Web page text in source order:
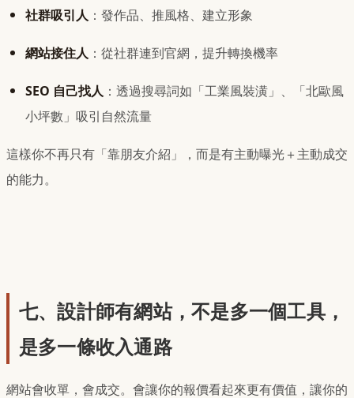
社群吸引人 ：發作品、推風格、建立形象
網站接住人 ：從社群連到官網，提升轉換機率
SEO 自己找人 ：透過搜尋詞如「工業風裝潢」、「北歐風
小坪數」吸引自然流量
這樣你不再只有「靠朋友介紹」，而是有主動曝光＋主動成交
的能力。
七、設計師有網站，不是多一個工具，
是多一條收入通路
網站會收單，會成交。會讓你的報價看起來更有價值，讓你的